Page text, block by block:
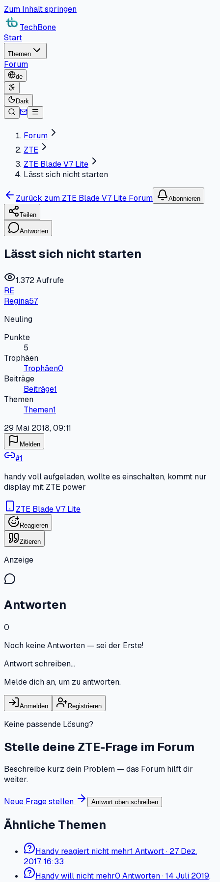
Zum Inhalt springen
TechBone
Start
Themen
Forum
de
Dark
Forum
ZTE
ZTE Blade V7 Lite
Lässt sich nicht starten
Zurück zum ZTE Blade V7 Lite Forum Abonnieren
Teilen
Antworten
Lässt sich nicht starten
1.372 Aufrufe
RE
Regina57
Neuling
Punkte
5
Trophäen
Trophäen0
Beiträge
Beiträge1
Themen
Themen1
29 Mai 2018, 09:11
Melden
#1
handy voll aufgeladen, wollte es einschalten, kommt nur
display mit ZTE power
ZTE Blade V7 Lite
Reagieren
Zitieren
Anzeige
Antworten
0
Noch keine Antworten — sei der Erste!
Antwort schreiben…
Melde dich an, um zu antworten.
Anmelden Registrieren
Keine passende Lösung?
Stelle deine ZTE-Frage im Forum
Beschreibe kurz dein Problem — das Forum hilft dir
weiter.
Neue Frage stellen Antwort oben schreiben
Ähnliche Themen
Handy reagiert nicht mehr1 Antwort· 27 Dez.
2017, 16:33
Handy will nicht mehr0 Antworten·14 Juli 2019,